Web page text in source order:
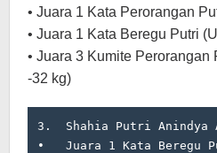
• Juara 1 Kata Perorangan
• Juara 1 Kata Beregu Putri
• Juara 3 Kumite Perorangan
-32 kg)
3.  Shahia Putri Anindya
•   Juara 1 Kata Beregu